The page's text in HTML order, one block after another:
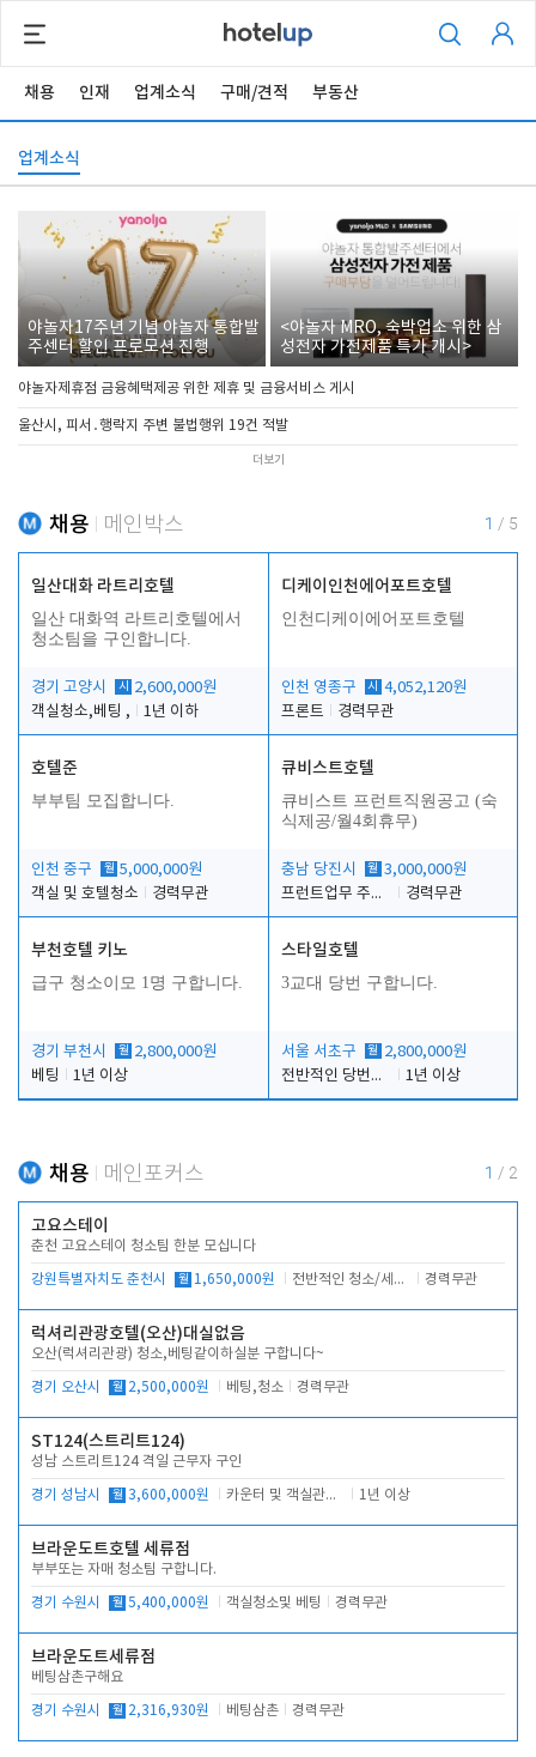
채용 인재 업계소식 구매/견적 부동산
업계소식
야놀자17주년 기념 야놀자 통합발
주센터 할인 프로모션 진행
<야놀자 MRO, 숙박업소 위한 삼
성전자 가전제품 특가 개시>
야놀자제휴점 금융혜택제공 위한 제휴 및 금융서비스 게시
울산시, 피서․행락지 주변 불법행위 19건 적발
더보기
채용 메인박스 1 / 5
일산대화 라트리호텔
일산 대화역 라트리호텔에서
청소팀을 구인합니다.
경기 고양시 시
2,600,000원
객실청소,베팅 ,
1년 이하
디케이인천에어포트호텔
인천디케이에어포트호텔
인천 영종구 시
4,052,120원
프론트
경력무관
호텔준
부부팀 모집합니다.
인천 중구 월 5,000,000원
객실 및 호텔청소
경력무관
큐비스트호텔
큐비스트 프런트직원공고 (숙
식제공/월4회휴무)
충남 당진시 월 3,000,000원
프런트업무 주간, 야간
경력무관
부천호텔 키노
급구 청소이모 1명 구합니다.
경기 부천시 월 2,800,000원
베팅
1년 이상
스타일호텔
3교대 당번 구합니다.
서울 서초구 월 2,800,000원
전반적인 당번업무
1년 이상
채용 메인포커스 1 / 2
고요스테이
춘천 고요스테이 청소팀 한분 모십니다
강원특별자치도 춘천시 월 1,650,000원 전반적인 청소/세탁업무 경력무관
럭셔리관광호텔(오산)대실없음
오산(럭셔리관광) 청소,베팅같이하실분 구합니다~
경기 오산시 월 2,500,000원 베팅,청소 경력무관
ST124(스트리트124)
성남 스트리트124 격일 근무자 구인
경기 성남시 월 3,600,000원 카운터 및 객실관리 전반 1년 이상
브라운도트호텔 세류점
부부또는 자매 청소팀 구합니다.
경기 수원시 월 5,400,000원 객실청소및 베팅 경력무관
브라운도트세류점
베팅삼촌구해요
경기 수원시 월 2,316,930원 베팅삼촌 경력무관